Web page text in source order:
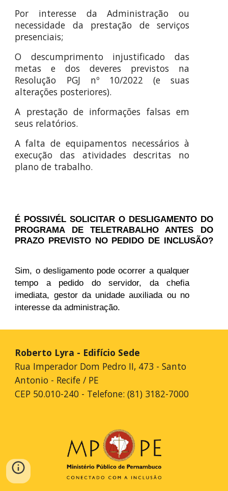
Por interesse da Administração ou
necessidade da prestação de serviços
presenciais;
O descumprimento injustificado das
metas e dos deveres previstos na
Resolução PGJ nº 10/2022 (e suas
alterações posteriores).
A prestação de informações falsas em
seus relatórios.
A falta de equipamentos necessários à
execução das atividades descritas no
plano de trabalho.
É POSSIVÉL SOLICITAR O DESLIGAMENTO DO
PROGRAMA DE TELETRABALHO ANTES DO
PRAZO PREVISTO NO PEDIDO DE INCLUSÃO?
Sim, o desligamento pode ocorrer a qualquer
tempo a pedido do servidor, da chefia
imediata, gestor da unidade auxiliada ou no
interesse da administração.
Roberto Lyra - Edifício Sede
Rua Imperador Dom Pedro II, 473 - Santo
Antonio - Recife / PE
CEP 50.010-240 - Telefone: (81) 3182-7000